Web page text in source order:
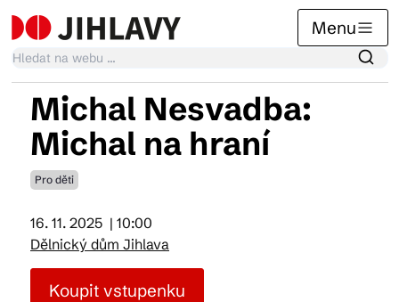
Menu
Kalendář akcí
Tradiční akce
Články
Michal Nesvadba:
Michal na hraní
Pro děti
16. 11. 2025 | 10:00
Dělnický dům Jihlava
Koupit vstupenku